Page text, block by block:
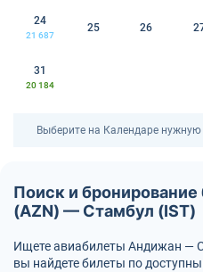
24
21 687
25 26
31
20 184
Выберите на Календаре нужную
Поиск и
(AZN) — Стамбул (IST)
Ищете авиабилеты Андижан —
вы найдете билеты по